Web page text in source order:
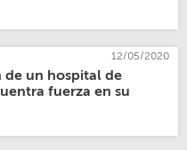
12/05/2020
de un hospital de
fuerza en su